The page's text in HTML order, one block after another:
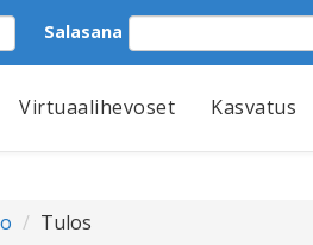
Salasana
Virtuaalihevoset Kasvatus
Tulos